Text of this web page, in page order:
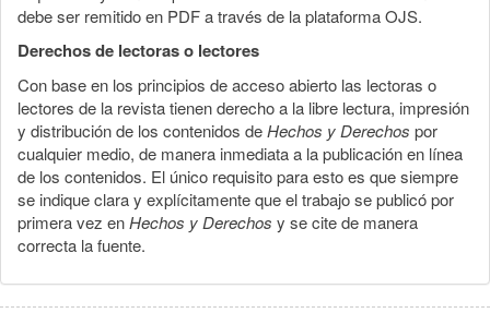
debe ser remitido en PDF a través de la plataforma OJS.
Derechos de lectoras o lectores
Con base en los principios de acceso abierto las lectoras o
lectores de la revista tienen derecho a la libre lectura, impresión
y distribución de los contenidos deHechos y Derechos por
cualquier medio, de manera inmediata a la publicación en línea
de los contenidos. El único requisito para esto es que siempre
se indique clara y explícitamente que el trabajo se publicó por
primera vez enHechos y Derechos y se cite de manera
correcta la fuente.